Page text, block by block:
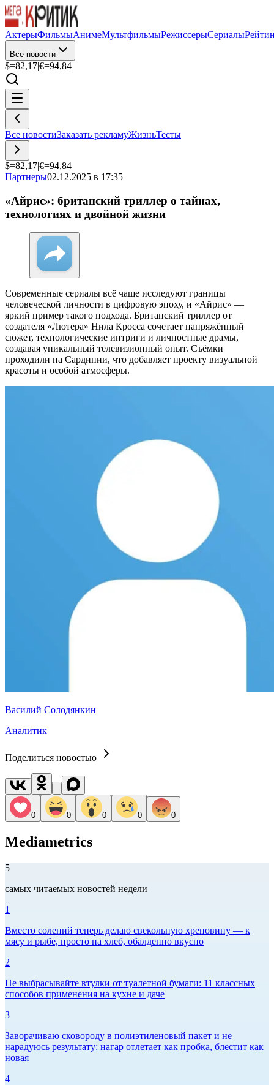
АктерыФильмыАнимеМультфильмыРежиссерыСериалы
Все новости
$=82,17|€=94,84
Все новостиЗаказать рекламуЖизньТесты
$=82,17|€=94,84
Партнеры02.12.2025 в 17:35
«Айрис»: британский триллер о тайнах,
технологиях и двойной жизни
Современные сериалы всё чаще исследуют границы
человеческой личности в цифровую эпоху, и «Айрис» —
яркий пример такого подхода. Британский триллер от
создателя «Лютера» Нила Кросса сочетает напряжённый
сюжет, технологические интриги и личностные драмы,
создавая уникальный телевизионный опыт. Съёмки
проходили на Сардинии, что добавляет проекту визуальной
красоты и особой атмосферы.
Василий Солодянкин
Аналитик
Поделиться новостью
0 0 0 0 0
Mediametrics
5
самых читаемых новостей недели
1
Вместо солений теперь делаю свекольную хреновину — к
мясу и рыбе, просто на хлеб, обалденно вкусно
2
Не выбрасывайте втулки от туалетной бумаги: 11 классных
способов применения на кухне и даче
3
Заворачиваю сковороду в полиэтиленовый пакет и не
нарадуюсь результату: нагар отлетает как пробка, блестит как
новая
4